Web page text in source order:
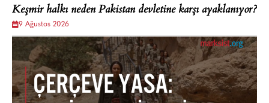
Keşmir halkı neden Pakistan devletine karşı ayaklanıyor?
9 Ağustos 2026